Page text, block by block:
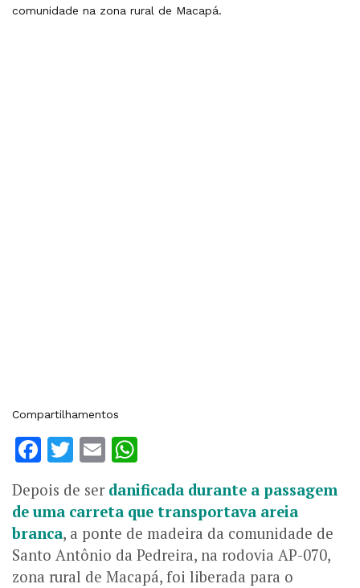
comunidade na zona rural de Macapá.
Compartilhamentos
Facebook
Twitter
Email
Depois de ser danificada durante a passagem
de uma carreta que transportava areia
branca, a ponte de madeira da comunidade de
Santo Antônio da Pedreira, na rodovia AP-070,
zona rural de Macapá, foi liberada para o